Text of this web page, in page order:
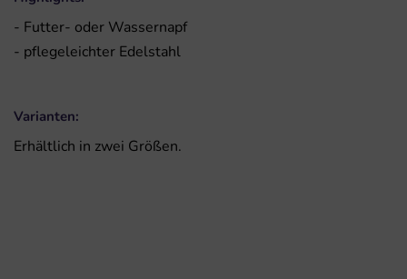
- Futter- oder Wassernapf
- pflegeleichter Edelstahl
Varianten:
Erhältlich in zwei Größen.